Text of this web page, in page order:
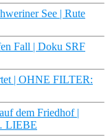
See | Rute
Fall | Doku SRF
| OHNE FILTER:
dem Friedhof |
LIEBE